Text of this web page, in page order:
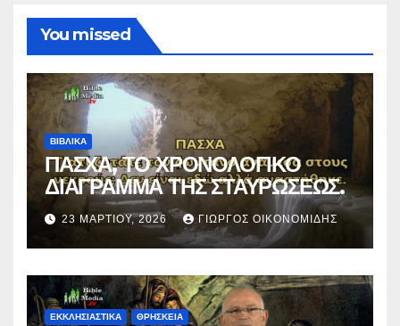
You missed
ΒΙΒΛΙΚΑ
ΠΑΣΧΑ, ΤΟ ΧΡΟΝΟΛΟΓΙΚΟ
ΔΙΑΓΡΑΜΜΑ ΤΗΣ ΣΤΑΥΡΩΣΕΩΣ.
23 ΜΑΡΤΊΟΥ, 2026 ΓΙΏΡΓΟΣ ΟΙΚΟΝΟΜΊΔΗΣ
ΕΚΚΛΗΣΙΑΣΤΙΚΑ ΘΡΗΣΚΕΙΑ